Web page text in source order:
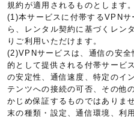
規約が適用されるものとします。
(1)本サービスに付帯するVPN
ら、レンタル契約に基づくレン
りご利用いただけます。
(2)VPNサービスは、通信の安全
的として提供される付帯サービ
の安定性、通信速度、特定のイ
テンツへの接続の可否、その他
かじめ保証するものではありま
末の種類・設定、通信環境、利